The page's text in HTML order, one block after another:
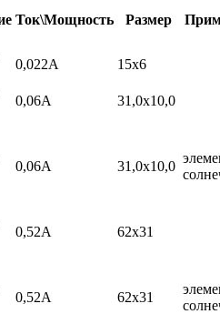
Ток\Мощность Размер
0,022А 15x6
0,06А 31,0x10,0
0,06А 31,0x10,0
0,52А 62x31
0,52А 62x31